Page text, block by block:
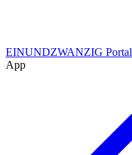
EINUNDZWANZIG Portal
App